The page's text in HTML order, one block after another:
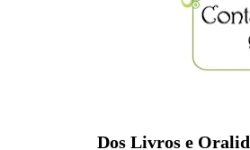
Dos Livros e